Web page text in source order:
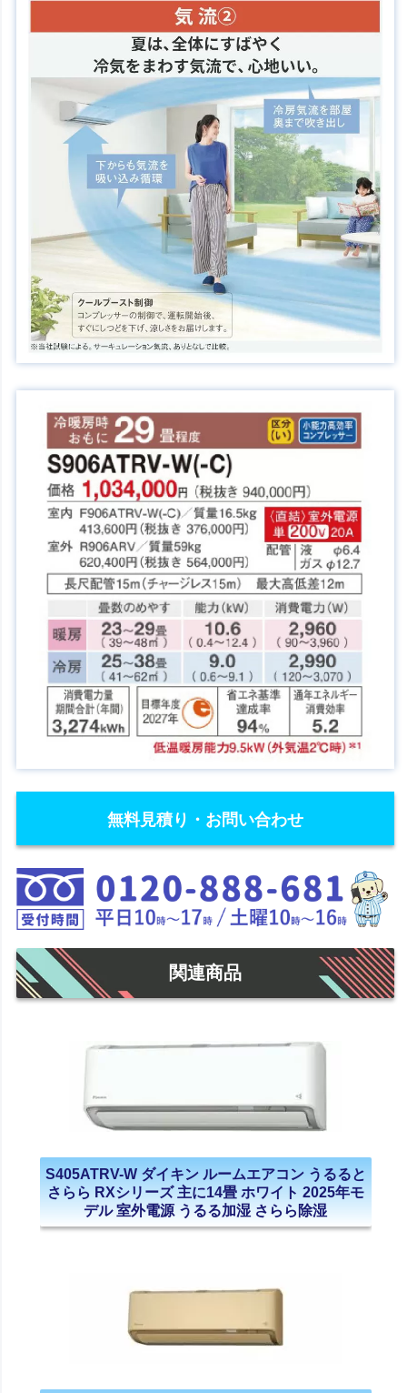
無料見積り・お問い合わせ
関連商品
S405ATRV-W ダイキン ルームエアコン うるると
さらら RXシリーズ 主に14畳 ホワイト 2025年モ
デル 室外電源 うるる加湿 さらら除湿